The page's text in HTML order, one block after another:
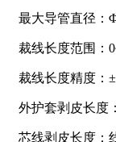
最大导管直径：
裁线长度范围：
裁线长度精度：
外护套剥皮长度
芯线剥皮长度：